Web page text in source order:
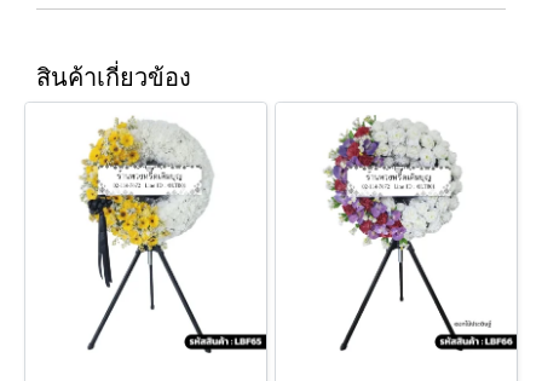
สินค้าเกี่ยวข้อง